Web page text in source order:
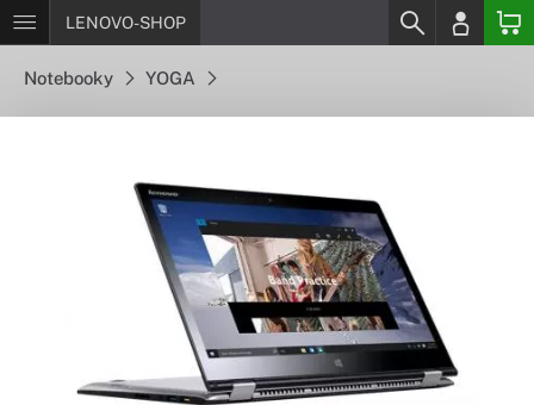
LENOVO-SHOP
Notebooky YOGA